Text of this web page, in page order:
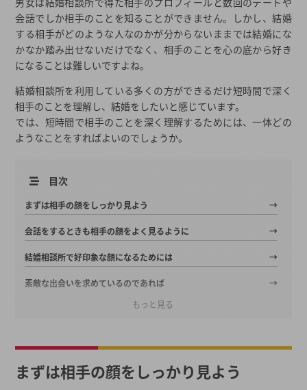
会話でしか相手のことを知ることができません。しかし、結婚
する相手がどのような人なのかが分からないままでは結婚にな
かなか踏み出せないだけでなく、相手のことを心の底から好き
になることは難しいですよね。
結婚相談所を利用している多くの方ができるだけ短時間で深く
相手のことを理解し、結婚をしたいと感じています。
では、短時間で相手のことを深く理解するためには、一体どの
ようなことをすればよいのでしょうか。
目次
まずは相手の顔をしっかり見よう
会話をするときも相手の顔をよく見るように
結婚相談所で好印象な顔になるためには
素敵な出会いを求めているのであれば
2026年春の最新キャンペーン
都道府県から結婚相談所を探す
結婚相談所一覧から結婚相談所を探す
もっと見る
まずは相手の顔をしっかり見よう